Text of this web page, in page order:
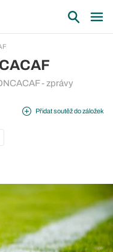
- zprávy
Přidat soutěž do záložek